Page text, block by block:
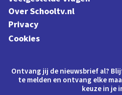
Over Schooltv.nl
Privacy
Cookies
Ontvang jij de nieuwsbrief al?
te melden en ontvang elke
keuze in je